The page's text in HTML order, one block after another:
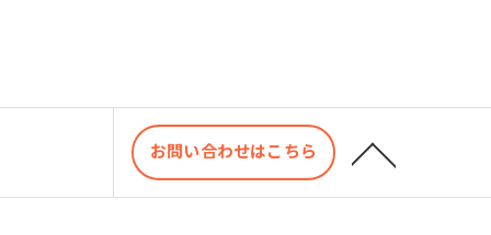
お問い合わせはこちら